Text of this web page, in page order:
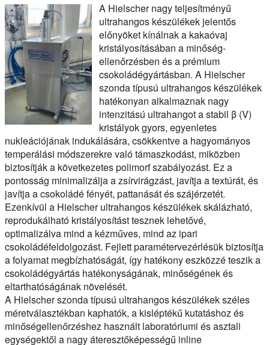
A Hielscher nagy teljesítményű
ultrahangos készülékek jelentős
előnyöket kínálnak a kakaóvaj
kristályosításában a minőség-
ellenőrzésben és a prémium
csokoládégyártásban. A Hielscher
szonda típusú ultrahangos készülékek
hatékonyan alkalmaznak nagy
intenzitású ultrahangot a stabil β (V)
kristályok gyors, egyenletes
nukleációjának indukálására, csökkentve a hagyományos
temperálási módszerekre való támaszkodást, miközben
biztosítják a következetes polimorf szabályozást. Ez a
pontosság minimalizálja a zsírvirágzást, javítja a textúrát, és
javítja a csokoládé fényét, pattanását és szájérzetét.
Ezenkívül a Hielscher ultrahangos készülékek skálázható,
reprodukálható kristályosítást tesznek lehetővé,
optimalizálva mind a kézműves, mind az ipari
csokoládéfeldolgozást. Fejlett paramétervezérlésük biztosítja
a folyamat megbízhatóságát, így hatékony eszközzé teszik a
csokoládégyártás hatékonyságának, minőségének és
eltarthatóságának növelését.
A Hielscher szonda típusú ultrahangos készülékek széles
méretválasztékban kaphatók, a kisléptékű kutatáshoz és
minőségellenőrzéshez használt laboratóriumi és asztali
egységektől a nagy áteresztőképességű inline